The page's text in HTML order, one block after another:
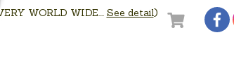
WORLD WIDE.... See detail)